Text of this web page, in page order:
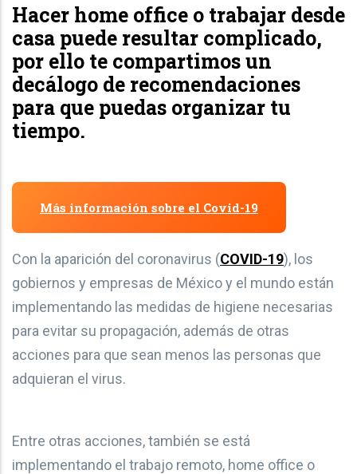
Hacer home office o trabajar desde
casa puede resultar complicado,
por ello te compartimos un
decálogo de recomendaciones
para que puedas organizar tu
tiempo.
Más información sobre el Covid-19
Con la aparición del coronavirus (COVID-19), los
gobiernos y empresas de México y el mundo están
implementando las medidas de higiene necesarias
para evitar su propagación, además de otras
acciones para que sean menos las personas que
adquieran el virus.
Entre otras acciones, también se está
implementando el trabajo remoto, home office o